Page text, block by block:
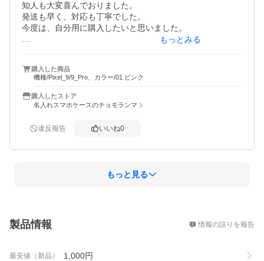
知人も大変喜んでおりました。
発送も早く、対応も丁寧でした。
今度は、自分用に購入したいと思いました。
3.決済方法　→　希望の決済方法が（あった）
4.スタッフの対応　→　配送メール連絡が（あった）
5.配送　→　思ったより（早く届いた）
もっとみる
購入した商品
機種/Pixel_9/9_Pro、カラー/01.ピンク
購入したストア
名入れスマホケースのチョモランマ
違反報告 いいね0
もっと見る
製品情報 情報の誤りを報告
最安値（新品） 1,000円